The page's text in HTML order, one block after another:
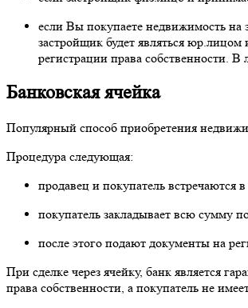
если Вы покупаете недвижимость на
застройщик будет являться
регистрации права собственности.
Банковская ячейка
Популярный способ приобретения
Процедура следующая:
продавец и покупатель встречаются
покупатель закладывает всю сумму
после этого подают документы на
При сделке через ячейку, банк является
права собственности, а покупатель не